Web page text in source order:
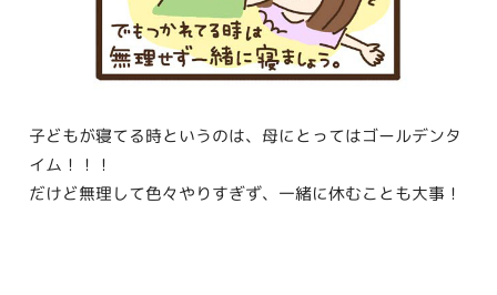
子どもが寝てる時というのは、母にとってはゴールデンタ
イム！！！
だけど無理して色々やりすぎず、一緒に休むことも大事！